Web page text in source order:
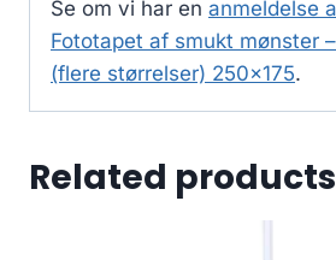
Se om vi har en anmeldelse
Fototapet af smukt mønster
(flere størrelser) 250×175.
Related products